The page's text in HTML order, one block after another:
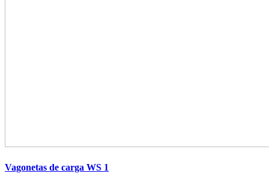
Vagonetas de carga WS 1